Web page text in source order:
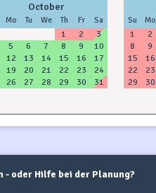
October
Mo Tu We Th Fr Sa
1 2
3
5 6 7 8 9
10
12 13 14 15 16
17
19 20 21 22 23
24
26 27 28 29 30 31
Su Mo
1 2
8
9
15
16
22
23
29
30
oder Hilfe bei der Planung?